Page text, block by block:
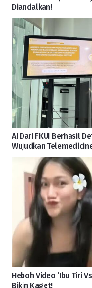
Diandalkan!
AI Dari FKUI Berhasil
Wujudkan
Heboh Video ‘Ibu Tiri
Bikin Kaget!